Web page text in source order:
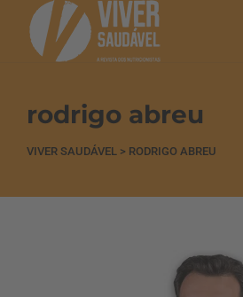
rodrigo abreu
VIVER SAUDÁVEL > RODRIGO ABREU